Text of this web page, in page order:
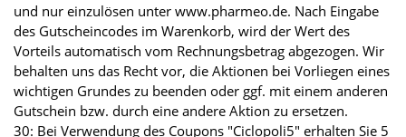
und nur einzulösen unter www.pharmeo.de. Nach Eingabe
des Gutscheincodes im Warenkorb, wird der Wert des
Vorteils automatisch vom Rechnungsbetrag abgezogen. Wir
behalten uns das Recht vor, die Aktionen bei Vorliegen eines
wichtigen Grundes zu beenden oder ggf. mit einem anderen
Gutschein bzw. durch eine andere Aktion zu ersetzen.
30: Bei Verwendung des Coupons "Ciclopoli5" erhalten Sie 5